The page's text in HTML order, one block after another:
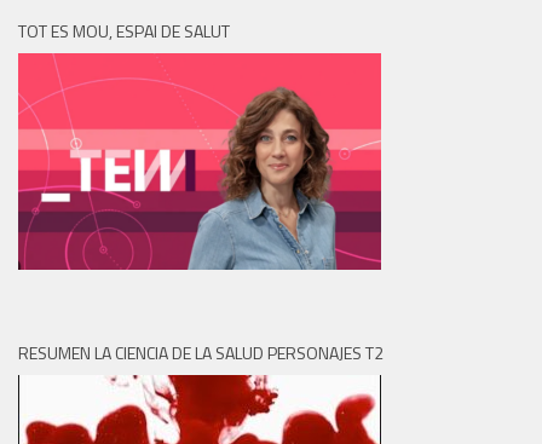
TOT ES MOU, ESPAI DE SALUT
RESUMEN LA CIENCIA DE LA SALUD PERSONAJES T2